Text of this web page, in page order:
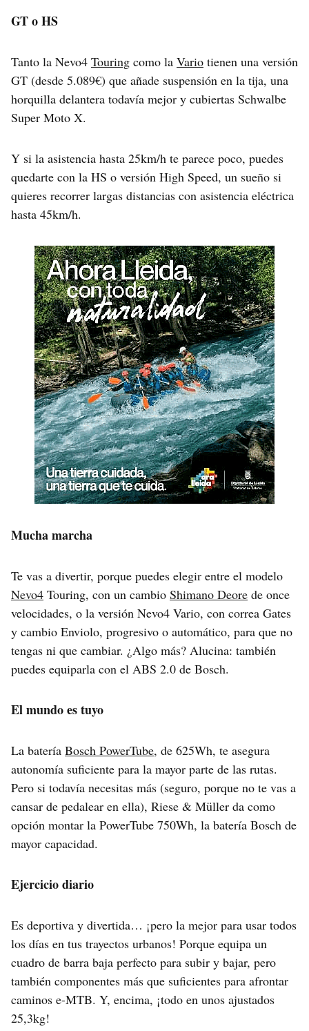
GT o HS
Tanto la Nevo4 Touring como la Vario tienen una versión
GT (desde 5.089€) que añade suspensión en la tija, una
horquilla delantera todavía mejor y cubiertas Schwalbe
Super Moto X.
Y si la asistencia hasta 25km/h te parece poco, puedes
quedarte con la HS o versión High Speed, un sueño si
quieres recorrer largas distancias con asistencia eléctrica
hasta 45km/h.
Mucha marcha
Te vas a divertir, porque puedes elegir entre el modelo
Nevo4 Touring, con un cambio Shimano Deore de once
velocidades, o la versión Nevo4 Vario, con correa Gates
y cambio Enviolo, progresivo o automático, para que no
tengas ni que cambiar. ¿Algo más? Alucina: también
puedes equiparla con el ABS 2.0 de Bosch.
El mundo es tuyo
La batería Bosch PowerTube, de 625Wh, te asegura
autonomía suficiente para la mayor parte de las rutas.
Pero si todavía necesitas más (seguro, porque no te vas a
cansar de pedalear en ella), Riese & Müller da como
opción montar la PowerTube 750Wh, la batería Bosch de
mayor capacidad.
Ejercicio diario
Es deportiva y divertida… ¡pero la mejor para usar todos
los días en tus trayectos urbanos! Porque equipa un
cuadro de barra baja perfecto para subir y bajar, pero
también componentes más que suficientes para afrontar
caminos e-MTB. Y, encima, ¡todo en unos ajustados
25,3kg!